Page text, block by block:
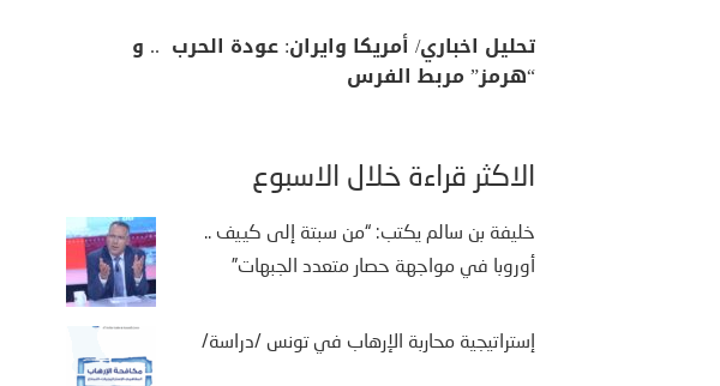
تحليل اخباري/ أمريكا وايران: عودة الحرب .. و
“هرمز” مربط الفرس
الأكثر قراءة خلال الأسبوع
خليفة بن سالم يكتب: “من سبتة إلى كييف ..
أوروبا في مواجهة حصار متعدد الجبهات”
إستراتيجية محاربة الإرهاب في تونس /دراسة/